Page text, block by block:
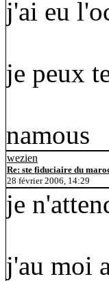
j'ai eu
je peux
namous
wezien
Re: ste fiduciaire du
28 février 2006, 14:29
je
j'au moi